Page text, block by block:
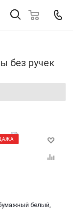
без ручек
белый,